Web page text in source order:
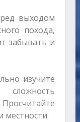
выходом
похода,
забывать и
изучите
местности.